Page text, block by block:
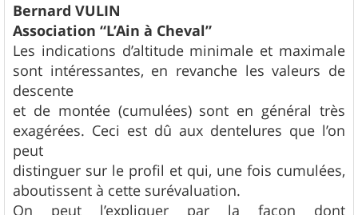
Bernard VULIN
Association “L’Ain à Cheval”
Les indications d’altitude minimale et maximale
sont intéressantes, en revanche les valeurs de
descente
et de montée (cumulées) sont en général très
exagérées. Ceci est dû aux dentelures que l’on
peut
distinguer sur le profil et qui, une fois cumulées,
aboutissent à cette surévaluation.
On peut l’expliquer par la façon dont